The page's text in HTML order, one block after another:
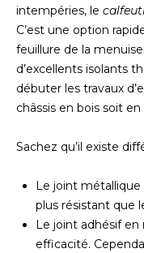
intempéries, le
C’est une option
feuillure de la
d’excellents isolants
débuter les travaux
châssis en bois soit
Sachez qu’il existe
Le joint
plus résistant que
Le joint adhésif en
efficacité.